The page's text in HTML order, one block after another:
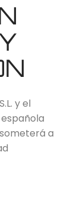
y el
a